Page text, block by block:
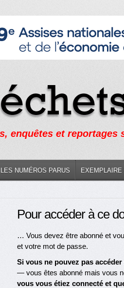
enquêtes et reportages
LES NUMÉROS PARUS EXEMPLAIRE
Pour accéder à ce
… Vous devez être abonné et
et votre mot de passe.
Si vous ne pouvez pas
— vous êtes abonné mais vous
vous vous étiez connecté et